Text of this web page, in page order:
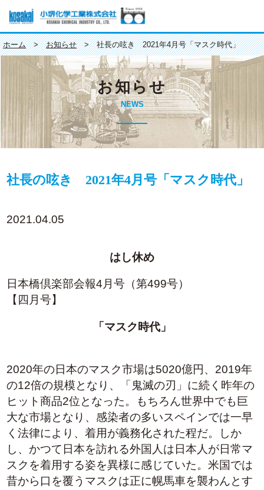
トップページ
会社案内
会社案内
社長挨拶
会社概要
業務案内
採用情報
お知らせ
English
ホーム>お知らせ>社長の呟き 2021年4月号「マスク時代」
お知らせ
NEWS
社長の呟き 2021年4月号「マスク時代」
2021.04.05
はし休め
日本橋倶楽部会報4月号（第499号）
【四月号】
「マスク時代」
2020年の日本のマスク市場は5020億円、2019年
の12倍の規模となり、「鬼滅の刃」に続く昨年の
ヒット商品2位となった。もちろん世界中でも巨
大な市場となり、感染者の多いスペインでは一早
く法律により、着用が義務化された程だ。しか
し、かつて日本を訪れる外国人は日本人が日常マ
スクを着用する姿を異様に感じていた。米国では
昔から口を覆うマスクは正に幌馬車を襲わんとす